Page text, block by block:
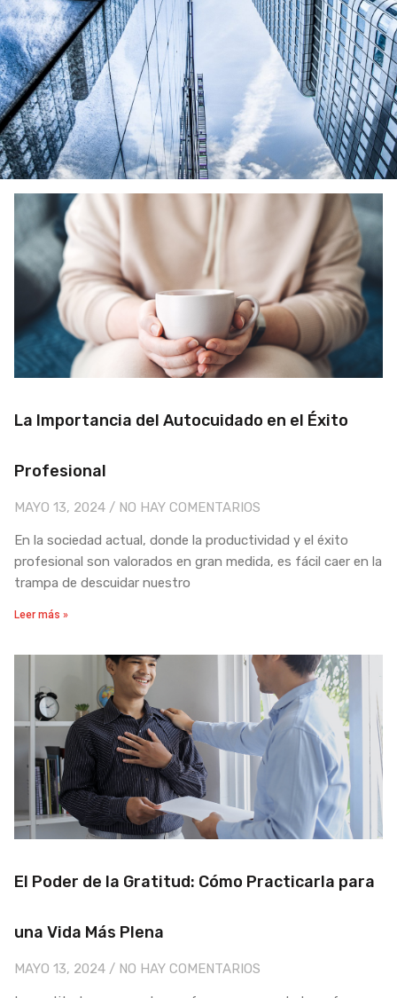
La Importancia del Autocuidado en el Éxito
Profesional
MAYO 13, 2024 NO HAY COMENTARIOS
En la sociedad actual, donde la productividad y el éxito
profesional son valorados en gran medida, es fácil caer en la
trampa de descuidar nuestro
Leer más »
El Poder de la Gratitud: Cómo Practicarla para
una Vida Más Plena
MAYO 13, 2024 NO HAY COMENTARIOS